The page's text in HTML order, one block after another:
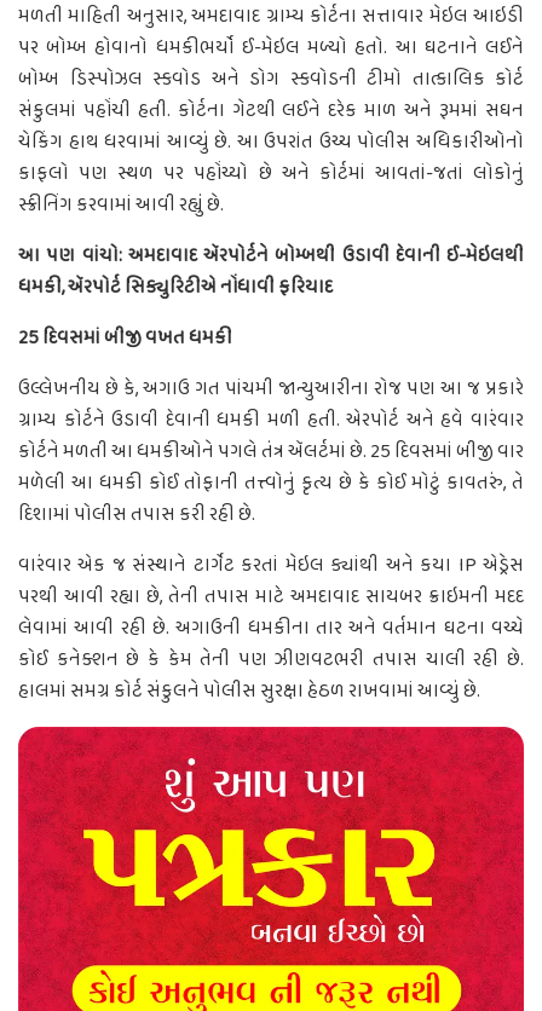
મળતી માહિતી અનુસાર, અમદાવાદ ગ્રામ્ય કોર્ટના સત્તાવાર મેઇલ આઇડી
પર બોમ્બ હોવાનો ધમકીભર્યો ઈ-મેઇલ મળ્યો હતો. આ ઘટનાને લઈને
બોમ્બ ડિસ્પોઝલ સ્કવોડ અને ડોગ સ્કવોડની ટીમો તાત્કાલિક કોર્ટ
સંકુલમાં પહોંચી હતી. કોર્ટના ગેટથી લઈને દરેક માળ અને રૂમમાં સઘન
ચેકિંગ હાથ ધરવામાં આવ્યું છે. આ ઉપરાંત ઉચ્ચ પોલીસ અધિકારીઓનો
કાફલો પણ સ્થળ પર પહોંચ્યો છે અને કોર્ટમાં આવતાં-જતાં લોકોનું
સ્ક્રીનિંગ કરવામાં આવી રહ્યું છે.
આ પણ વાંચો: અમદાવાદ ઍરપોર્ટને બોમ્બથી ઉડાવી દેવાની ઈ-મેઇલથી
ધમકી, ઍરપોર્ટ સિક્યુરિટીએ નોંધાવી ફરિયાદ
25 દિવસમાં બીજી વખત ધમકી
ઉલ્લેખનીય છે કે, અગાઉ ગત પાંચમી જાન્યુઆરીના રોજ પણ આ જ પ્રકારે
ગ્રામ્ય કોર્ટને ઉડાવી દેવાની ધમકી મળી હતી. એરપોર્ટ અને હવે વારંવાર
કોર્ટને મળતી આ ધમકીઓને પગલે તંત્ર ઍલર્ટમાં છે. 25 દિવસમાં બીજી વાર
મળેલી આ ધમકી કોઈ તોફાની તત્ત્વોનું કૃત્ય છે કે કોઈ મોટું કાવતરું, તે
દિશામાં પોલીસ તપાસ કરી રહી છે.
વારંવાર એક જ સંસ્થાને ટાર્ગેટ કરતાં મેઇલ ક્યાંથી અને કયા IP એડ્રેસ
પરથી આવી રહ્યા છે, તેની તપાસ માટે અમદાવાદ સાયબર ક્રાઇમની મદદ
લેવામાં આવી રહી છે. અગાઉની ધમકીના તાર અને વર્તમાન ઘટના વચ્ચે
કોઈ કનેક્શન છે કે કેમ તેની પણ ઝીણવટભરી તપાસ ચાલી રહી છે.
હાલમાં સમગ્ર કોર્ટ સંકુલને પોલીસ સુરક્ષા હેઠળ રાખવામાં આવ્યું છે.